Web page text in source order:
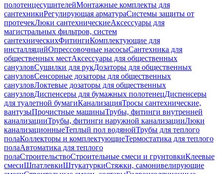
полотенцесушителейМонтажные комплекты для
сантехникиРегулирующая арматураСистемы защиты от
протечекЛюки сантехническиеАксессуары для
магистральных фильтров, систем
сантехническихФитингиКомплектующие для
инсталляцийОпрессовочные насосыСантехника для
общественных местАксессуары для общественных
санузловСушилки для рукДозаторы для общественных
санузловСенсорные дозаторы для общественных
санузловЛоктевые дозаторы для общественных
санузловДиспенсеры для бумажных полотенецДиспенсеры
для туалетной бумагиКанализацияТросы сантехнические,
вантузыПрочистные машиныТрубы, фитинги внутренней
канализацииТрубы, фитинги наружной канализацииЛюки
канализационныеТеплый пол водянойТрубы для теплого
полаКоллекторы и комплектующиеТермостатика для теплого
полаАвтоматика для теплого
полаСтроительствоСтроительные смеси и грунтовкиКлеевые
смесиШпатлевкиШтукатуркиСтяжки, самонивелирующие